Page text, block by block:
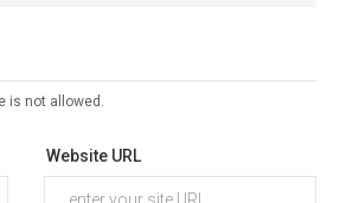
is not allowed.
Website URL